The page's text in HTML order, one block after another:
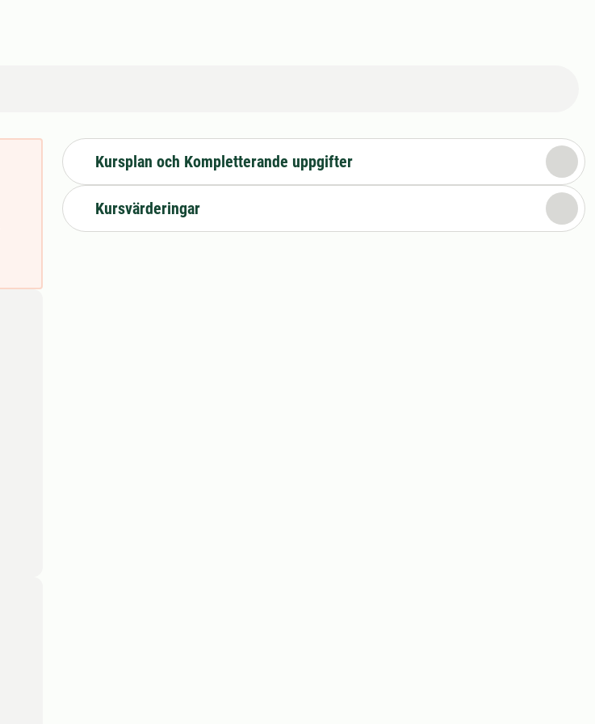
Kursplan och Kompletterande uppgifter
Kursvärderingar